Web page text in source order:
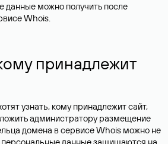
данные можно получить после
Whois.
принадлежит
узнать, кому принадлежит сайт,
администратору размещение
домена в сервисе Whois можно не